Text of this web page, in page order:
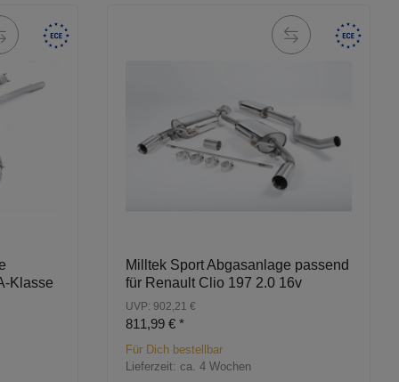
Klasse
Milltek Sport Abgasanlage passend
für Renault Clio 197 2.0 16v
UVP: 902,21 €
811,99 € *
Für Dich bestellbar
Lieferzeit: ca. 4 Wochen